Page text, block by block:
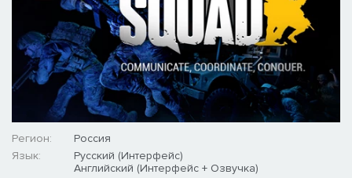
Регион:
Россия
Язык:
Русский (Интерфейс)
Английский (Интерфейс + Озвучка)